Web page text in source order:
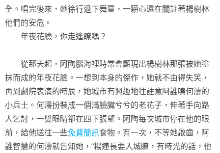
全。唱完後來，她徐行退下舞臺，一顆心還在關註著楊樹林
他們的安危。
年夜花臉，你走遙瞭嗎？
從那天起，阿陶腦海裡時常會顯現出楊樹林那張被她塗
抹而成的年夜花臉。一想到本身的傑作，她就不由得失笑，
再到劇院表演的時辰，她城市有興趣地往註意阿誰鳴何濤的
小兵士。何濤扮裝成一個滿臉臟兮兮的老花子，伸著手向路
人乞討，一雙眼睛卻在四下張望。阿陶每次城市停在他的眼
前，給他送往一些免費簡訊食物。有一次，不等她啟齒，阿
誰智慧的何濤就告知她，“楊連長要入城瞭，有時光的話，他